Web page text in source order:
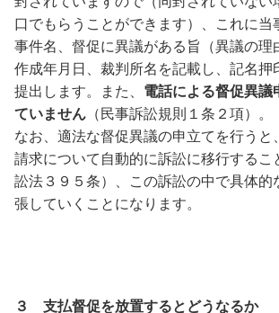
口でもらうことができます）、これに当
事件名、督促に異議がある旨（異議の理
作成年月日、裁判所名を記載し、記名押
提出します。また、 電話による督促異議
ていません （民事訴訟規則１条２項）。
なお、適法な督促異議の申立てを行うと
請求について自動的に訴訟に移行するこ
訟法３９５条）、この訴訟の中で具体的
張していくことになります。
３ 支払督促を放置するとどうなるか